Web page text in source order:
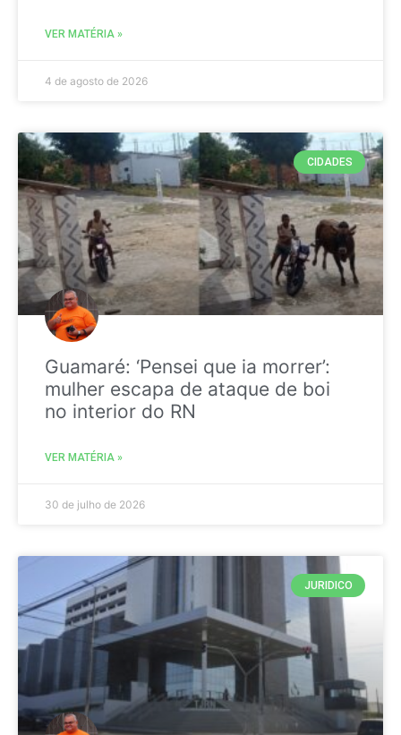
VER MATÉRIA »
4 de agosto de 2026
CIDADES
Guamaré: ‘Pensei que ia morrer’:
mulher escapa de ataque de boi
no interior do RN
VER MATÉRIA »
30 de julho de 2026
JURIDICO